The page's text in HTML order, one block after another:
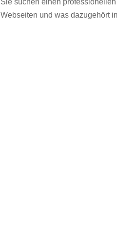
Sie suchen einen
Webseiten und was dazugehört